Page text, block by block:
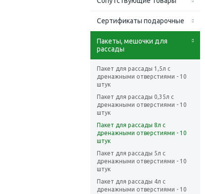
Сертификаты подарочные
Пакеты, мешочки для
рассады
Пакет для рассады 1,5л с
дренажными отверстиями - 10
штук
Пакет для рассады 0,35л с
дренажными отверстиями - 10
штук
Пакет для рассады 8л с
дренажными отверстиями - 10
штук
Пакет для рассады 5л с
дренажными отверстиями - 10
штук
Пакет для рассады 4л с
дренажными отверстиями - 10